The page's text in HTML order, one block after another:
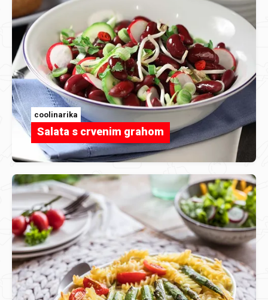
coolinarika
Salata s crvenim grahom